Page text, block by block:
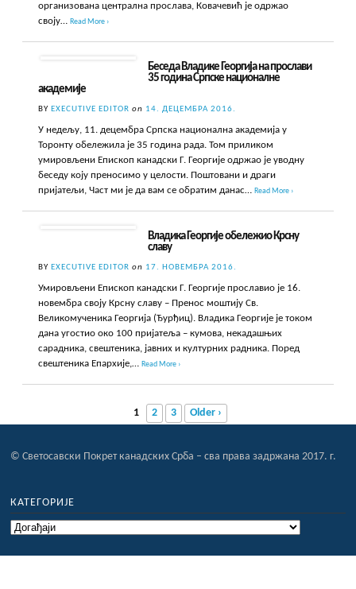
организована централна прослава, Ковачевић је одржао
своју…Read More ›
Беседа Владике Георгија на прослави
35 година Српске националне
академије
BYEXECUTIVE EDITOR on 14. ДЕЦЕМБРА 2016.
У недељу, 11. децембра Српска национална академија у
Торонту обележила је 35 година рада. Том приликом
умировљени Епископ канадски Г. Георгије одржао је уводну
беседу коју преносимо у целости. Поштовани и драги
пријатељи, Част ми је да вам се обратим данас…Read More ›
Владика Георгије обележио Крсну
славу
BYEXECUTIVE EDITOR on 17. НОВЕМБРА 2016.
Умировљени Епископ канадски Г. Георгије прославио је 16.
новембра своју Крсну славу – Пренос моштију Св.
Великомученика Георгија (Ђурђиц). Владика Георгије је током
дана угостио око 100 пријатеља – кумова, некадашњих
сарадника, свештеника, јавних и културних радника. Поред
свештеника Епархије,…Read More ›
1 2 3 Older ›
© Светосавски Покрет канадских Срба – сва права задржана 2017. г.
КАТЕГОРИЈЕ
Категорије